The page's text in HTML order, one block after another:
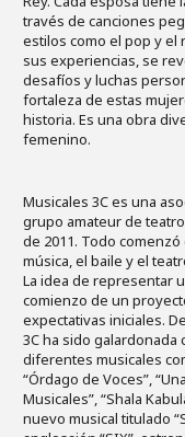
través de canciones
estilos como el pop y el
sus experiencias, se
desafíos y luchas
fortaleza de estas
historia. Es una obra
femenino.
Musicales 3C es una
grupo amateur de
de 2011. Todo
música, el baile y el
La idea de representar
comienzo de un
expectativas iniciales.
3C ha sido
diferentes musicales
“Órdago de Voces”,
Musicales”, “Shala
nuevo musical titulado